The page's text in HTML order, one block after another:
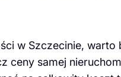
w Szczecinie,
ceny samej